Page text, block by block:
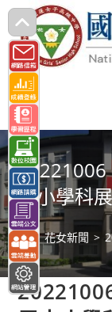
跳
轉
至
主
要
內
容 20221006
中小學科
> 花女新聞 >